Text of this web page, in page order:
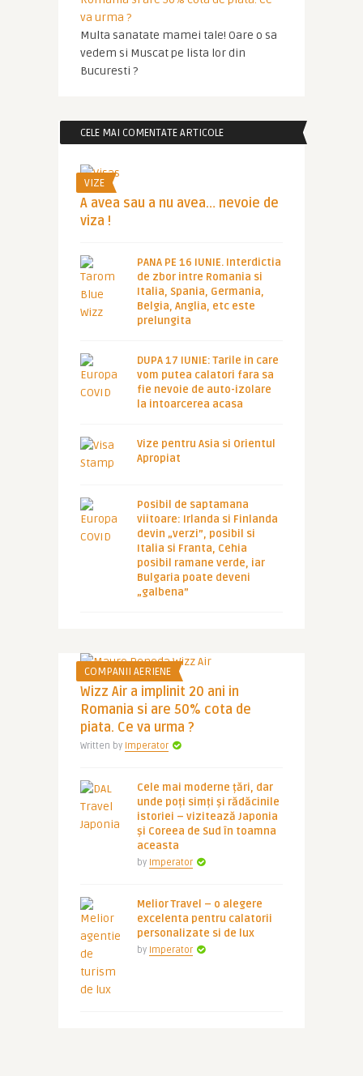
va urma ?
Multa sanatate mamei tale! Oare o sa
vedem si Muscat pe lista lor din
Bucuresti ?
CELE MAI COMENTATE ARTICOLE
VIZE
A avea sau a nu avea… nevoie de
viza !
PANA PE 16 IUNIE. Interdictia
de zbor intre Romania si
Italia, Spania, Germania,
Belgia, Anglia, etc este
prelungita
DUPA 17 IUNIE: Tarile in care
vom putea calatori fara sa
fie nevoie de auto-izolare
la intoarcerea acasa
Vize pentru Asia si Orientul
Apropiat
Posibil de saptamana
viitoare: Irlanda si Finlanda
devin „verzi”, posibil si
Italia si Franta, Cehia
posibil ramane verde, iar
Bulgaria poate deveni
„galbena”
COMPANII AERIENE
Wizz Air a implinit 20 ani in
Romania si are 50% cota de
piata. Ce va urma ?
Written by Imperator
Cele mai moderne țări, dar
unde poți simți și rădăcinile
istoriei – vizitează Japonia
și Coreea de Sud în toamna
aceasta
by Imperator
Melior Travel – o alegere
excelenta pentru calatorii
personalizate si de lux
by Imperator